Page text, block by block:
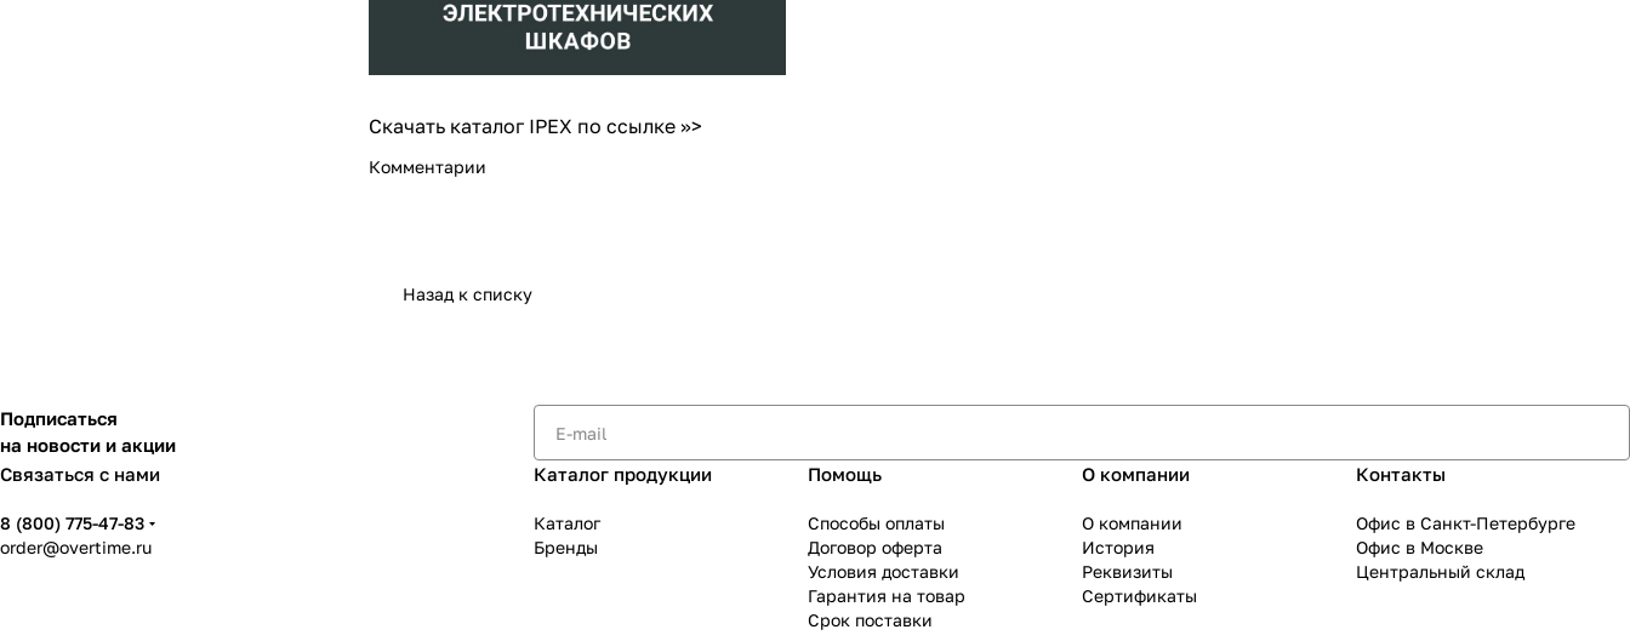
Скачать каталог IPEX по ссылке >>>
Комментарии
Назад к списку
Подписаться
на новости и акции
Связаться с нами
8 (800) 775-47-83
order@overtime.ru
Каталог продукции
Каталог
Бренды
Помощь
Способы оплаты
Договор оферта
Условия доставки
Гарантия на товар
Срок поставки
О компании
О компании
История
Реквизиты
Сертификаты
Контакты
Офис в Санкт-Петербурге
Офис в Москве
Центральный склад